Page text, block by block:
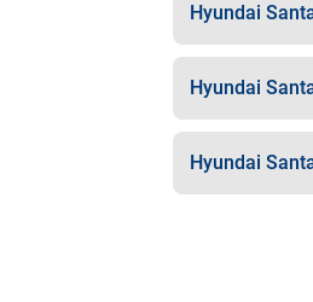
Hyundai
Hyundai
Hyundai